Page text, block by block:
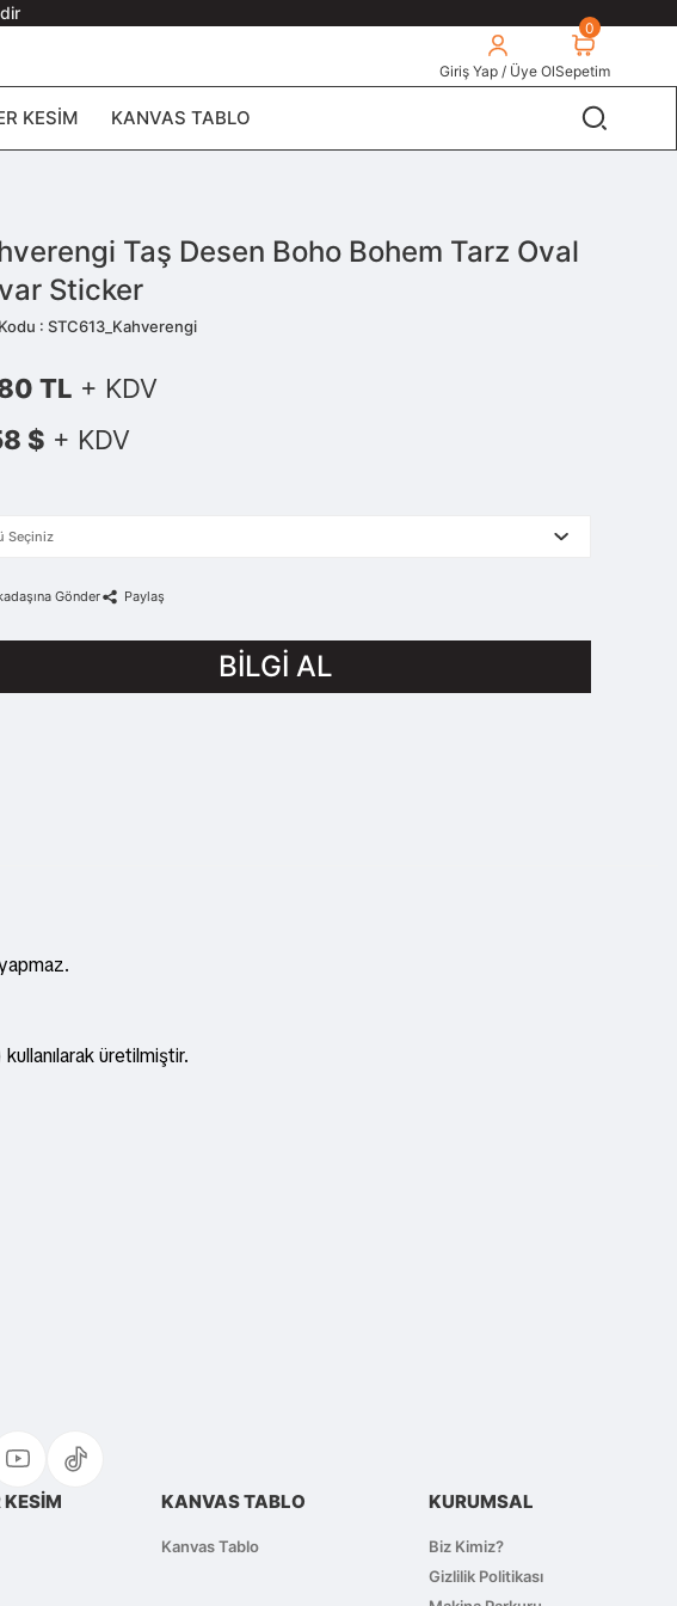
Giriş Yap / Üye OlSepetim
0
KESIM KANVAS TABLO
Taş Desen Boho Bohem Tarz Oval
Sticker
: STC613_Kahverengi
TL + KDV
$ + KDV
Gönder Paylaş
BİLGİ AL
üretilmiştir.
KANVAS TABLO
Kanvas Tablo
KURUMSAL
Biz Kimiz?
Gizlilik Politikası